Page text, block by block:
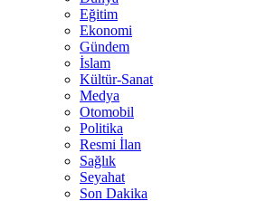
Eğitim
Ekonomi
Gündem
İslam
Kültür-Sanat
Medya
Otomobil
Politika
Resmi İlan
Sağlık
Seyahat
Son Dakika